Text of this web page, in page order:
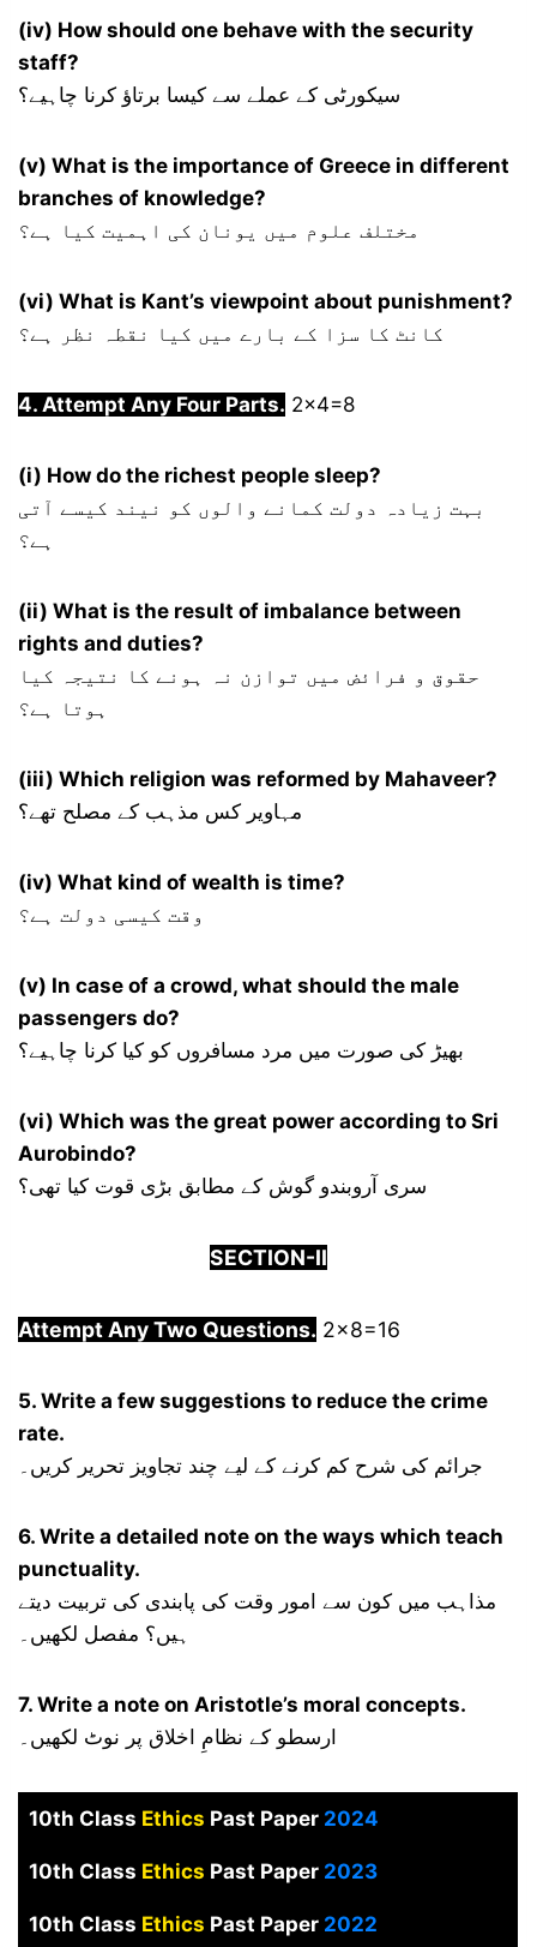
(iv) How should one behave with the security
staff?
سیکورٹی کے عملے سے کیسا برتاؤ کرنا چاہیے؟
(v) What is the importance of Greece in different
branches of knowledge?
مختلف علوم میں یونان کی اہمیت کیا ہے؟
(vi) What is Kant’s viewpoint about punishment?
کانٹ کا سزا کے بارے میں کیا نقطہ نظر ہے؟
4. Attempt Any Four Parts. 2×4=8
(i) How do the richest people sleep?
بہت زیادہ دولت کمانے والوں کو نیند کیسے آتی
ہے؟
(ii) What is the result of imbalance between
rights and duties?
حقوق و فرائض میں توازن نہ ہونے کا نتیجہ کیا
ہوتا ہے؟
(iii) Which religion was reformed by Mahaveer?
مہاویر کس مذہب کے مصلح تھے؟
(iv) What kind of wealth is time?
وقت کیسی دولت ہے؟
(v) In case of a crowd, what should the male
passengers do?
بھیڑ کی صورت میں مرد مسافروں کو کیا کرنا چاہیے؟
(vi) Which was the great power according to Sri
Aurobindo?
سری آروبندو گوش کے مطابق بڑی قوت کیا تھی؟
SECTION-II
Attempt Any Two Questions. 2×8=16
5. Write a few suggestions to reduce the crime
rate.
جرائم کی شرح کم کرنے کے لیے چند تجاویز تحریر کریں۔
6. Write a detailed note on the ways which teach
punctuality.
مذاہب میں کون سے امور وقت کی پابندی کی تربیت دیتے
ہیں؟ مفصل لکھیں۔
7. Write a note on Aristotle’s moral concepts.
ارسطو کے نظامِ اخلاق پر نوٹ لکھیں۔
10th Class Ethics Past Paper2024
10th Class Ethics Past Paper2023
10th Class Ethics Past Paper 2022